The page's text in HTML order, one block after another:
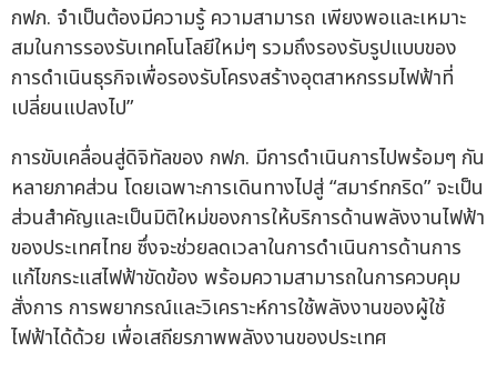
กฟภ. จำเป็นต้องมีความรู้ ความสามารถ เพียงพอและเหมาะ
สมในการรองรับเทคโนโลยีใหม่ๆ รวมถึงรองรับรูปแบบของ
การดำเนินธุรกิจเพื่อรองรับโครงสร้างอุตสาหกรรมไฟฟ้าที่
เปลี่ยนแปลงไป”
การขับเคลื่อนสู่ดิจิทัลของ กฟภ. มีการดำเนินการไปพร้อมๆ กัน
หลายภาคส่วน โดยเฉพาะการเดินทางไปสู่ “สมาร์ทกริด” จะเป็น
ส่วนสำคัญและเป็นมิติใหม่ของการให้บริการด้านพลังงานไฟฟ้า
ของประเทศไทย ซึ่งจะช่วยลดเวลาในการดำเนินการด้านการ
แก้ไขกระแสไฟฟ้าขัดข้อง พร้อมความสามารถในการควบคุม
สั่งการ การพยากรณ์และวิเคราะห์การใช้พลังงานของผู้ใช้
ไฟฟ้าได้ด้วย เพื่อเสถียรภาพพลังงานของประเทศ